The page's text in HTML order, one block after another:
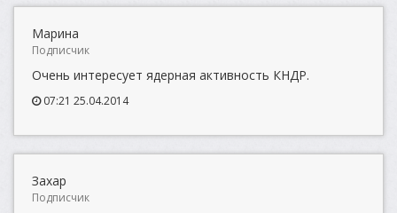
Марина
Подписчик
Очень интересует ядерная активность КНДР.
07:21 25.04.2014
Захар
Подписчик